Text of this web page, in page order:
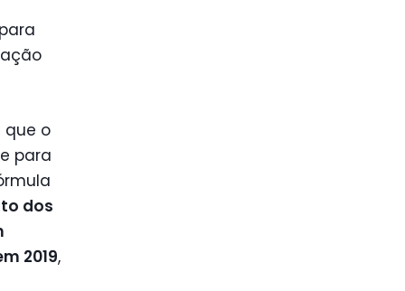
que o
para
dos
2019,